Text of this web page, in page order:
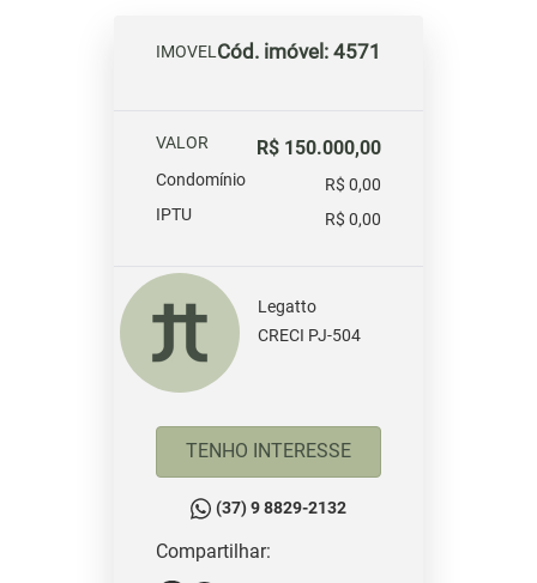
IMOVELCód. imóvel: 4571
VALOR R$ 150.000,00
Condomínio
R$ 0,00
IPTU
R$ 0,00
Legatto
CRECI PJ-504
TENHO INTERESSE
(37) 9 8829-2132
Compartilhar: